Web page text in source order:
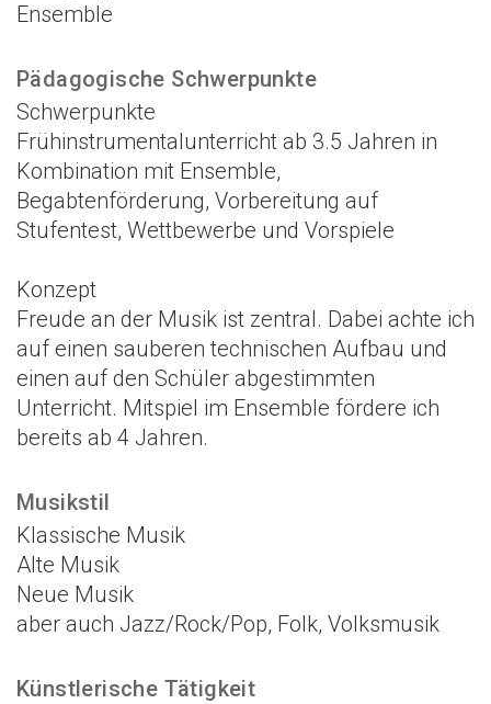
Ensemble
Pädagogische Schwerpunkte
Schwerpunkte
Frühinstrumentalunterricht ab 3.5 Jahren in
Kombination mit Ensemble,
Begabtenförderung, Vorbereitung auf
Stufentest, Wettbewerbe und Vorspiele
Konzept
Freude an der Musik ist zentral. Dabei achte ich
auf einen sauberen technischen Aufbau und
einen auf den Schüler abgestimmten
Unterricht. Mitspiel im Ensemble fördere ich
bereits ab 4 Jahren.
Musikstil
Klassische Musik
Alte Musik
Neue Musik
aber auch Jazz/Rock/Pop, Folk, Volksmusik
Künstlerische Tätigkeit